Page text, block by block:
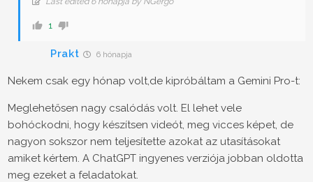
1
Prakt 6 hónapja
Nekem csak egy hónap volt,de kipróbáltam a Gemini Pro-t:
Meglehetősen nagy csalódás volt. El lehet vele
bohóckodni, hogy készítsen videót, meg vicces képet, de
nagyon sokszor nem teljesítette azokat az utasításokat
amiket kértem. A ChatGPT ingyenes verziója jobban oldotta
meg ezeket a feladatokat.